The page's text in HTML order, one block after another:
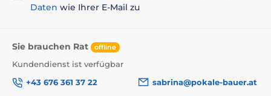
Daten wie Ihrer E-Mail zu
Sie brauchen Rat offline
Kundendienst ist verfügbar
+43 676 361 37 22
sabrina@pokale-bauer.at